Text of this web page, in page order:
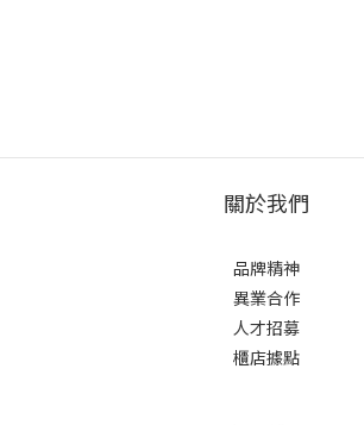
關於我們
品牌精神
異業合作
人才招募
櫃店據點